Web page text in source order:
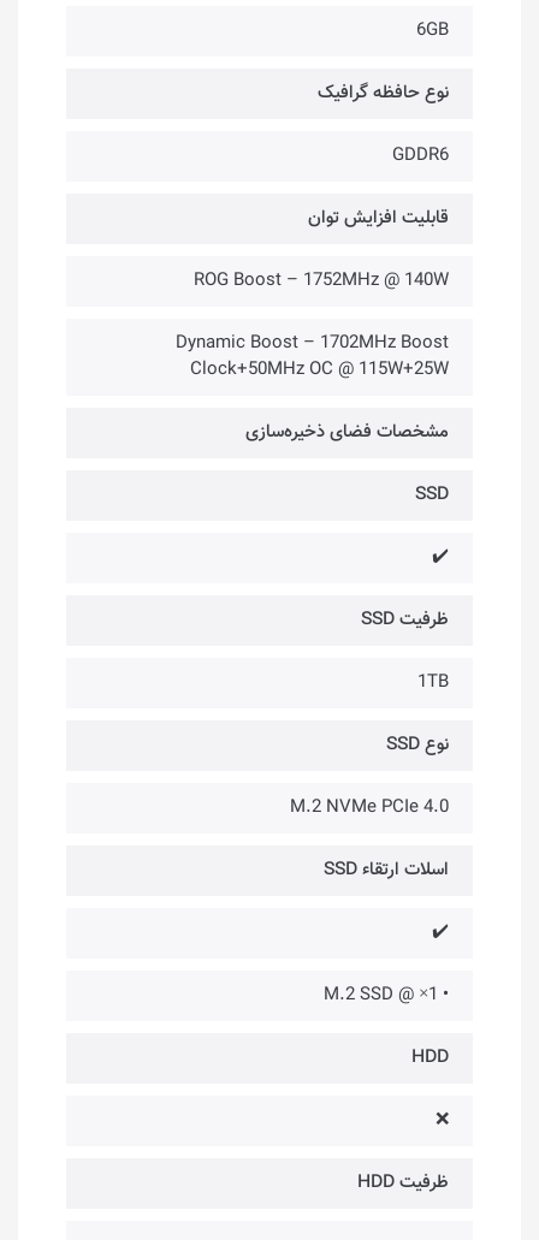
6GB
نوع حافظه گرافیک
GDDR6
قابلیت افزایش توان
ROG Boost – 1752MHz @ 140W
Dynamic Boost – 1702MHz Boost
Clock+50MHz OC @ 115W+25W
مشخصات فضای ذخیره‌سازی
SSD
✔️
ظرفیت SSD
1TB
نوع SSD
M.2 NVMe PCIe 4.0
اسلات ارتقاء SSD
✔️
• 1× @ M.2 SSD
HDD
❌
ظرفیت HDD